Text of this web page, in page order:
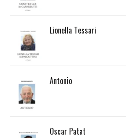
Lionella Tessari
Antonio
Oscar Patat